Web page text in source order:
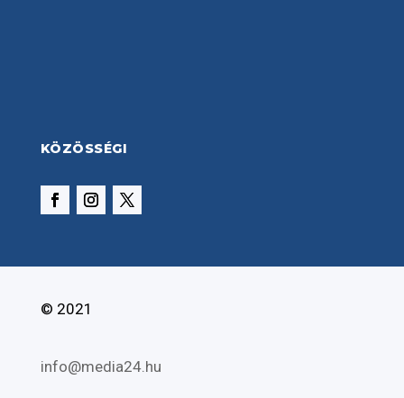
KÖZÖSSÉGI
© 2021
info@media24.hu